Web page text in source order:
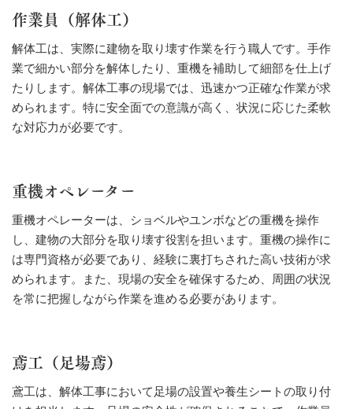
作業員（解体工）
解体工は、実際に建物を取り壊す作業を行う職人です。手作
業で細かい部分を解体したり、重機を補助して細部を仕上げ
たりします。解体工事の現場では、迅速かつ正確な作業が求
められます。特に安全面での意識が高く、状況に応じた柔軟
な対応力が必要です。
重機オペレーター
重機オペレーターは、ショベルやユンボなどの重機を操作
し、建物の大部分を取り壊す役割を担います。重機の操作に
は専門資格が必要であり、経験に裏打ちされた高い技術が求
められます。また、現場の安全を確保するため、周囲の状況
を常に把握しながら作業を進める必要があります。
鳶工（足場鳶）
鳶工は、解体工事において足場の設置や養生シートの取り付